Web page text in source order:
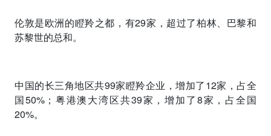
伦敦是欧洲的瞪羚之都，有29家，超过了柏林、巴黎和
苏黎世的总和。
中国的长三角地区共99家瞪羚企业，增加了12家，占全
国50%；粤港澳大湾区共39家，增加了8家，占全国
20%。